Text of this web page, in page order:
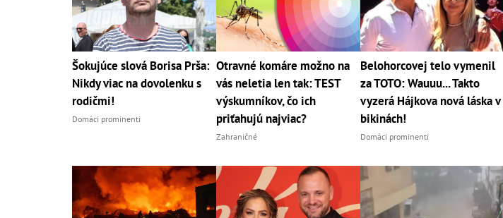
Šokujúce slová Borisa Prša:
Nikdy viac na dovolenku s
rodičmi!
Domáci prominenti
Otravné komáre možno na
vás neletia len tak: TEST
výskumníkov, čo ich
priťahujú najviac?
Zahraničné
Belohorcovej telo vymenil
za TOTO: Wauuu... Takto
vyzerá Hájkova nová láska v
bikinách!
Domáci prominenti